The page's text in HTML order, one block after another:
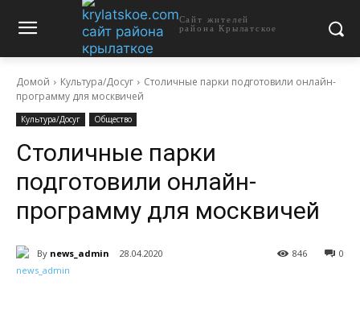
Сайт жителей
района Крылатское
Домой Культура/Досуг
Столичные парки подготовили онлайн-
программу для москвичей
Культура/Досуг Общество
Столичные парки
подготовили онлайн-
программу для москвичей
By news_admin 28.04.2020 0
846